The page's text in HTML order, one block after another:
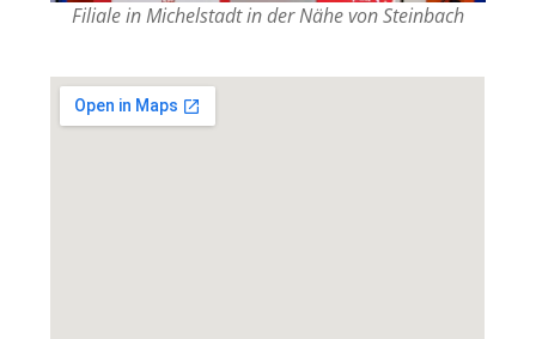
Filiale in Michelstadt in der Nähe von Steinbach